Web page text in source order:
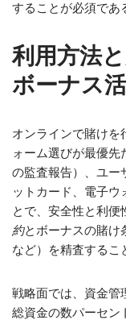
することが必須であ
利用方法
ボーナス
オンラインで賭けを
ォーム選びが最優
の監査報告）、ユー
ットカード、電子ウ
とで、安全性と利
約とボーナスの賭け
など）を精査するこ
戦略面では、資金管
総資金の数パーセン